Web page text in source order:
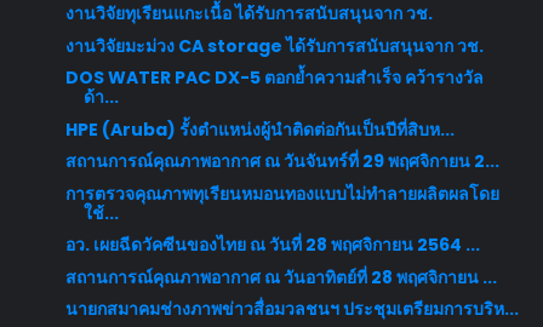
งานวิจัยทุเรียนแกะเนื้อ ได้รับการสนับสนุนจาก วช.
งานวิจัยมะม่วง CA storage ได้รับการสนับสนุนจาก วช.
DOS WATER PAC DX-5 ตอกย้ำความสำเร็จ คว้ารางวัล
ด้า...
HPE (Aruba) รั้งตำแหน่งผู้นำติดต่อกันเป็นปีที่สิบห...
สถานการณ์คุณภาพอากาศ ณ วันจันทร์ที่ 29 พฤศจิกายน 2...
การตรวจคุณภาพทุเรียนหมอนทองแบบไม่ทำลายผลิตผลโดย
ใช้...
อว. เผยฉีดวัคซีนของไทย ณ วันที่ 28 พฤศจิกายน 2564 ...
สถานการณ์คุณภาพอากาศ ณ วันอาทิตย์ที่ 28 พฤศจิกายน ...
นายกสมาคมช่างภาพข่าวสื่อมวลชนฯ ประชุมเตรียมการบริห...